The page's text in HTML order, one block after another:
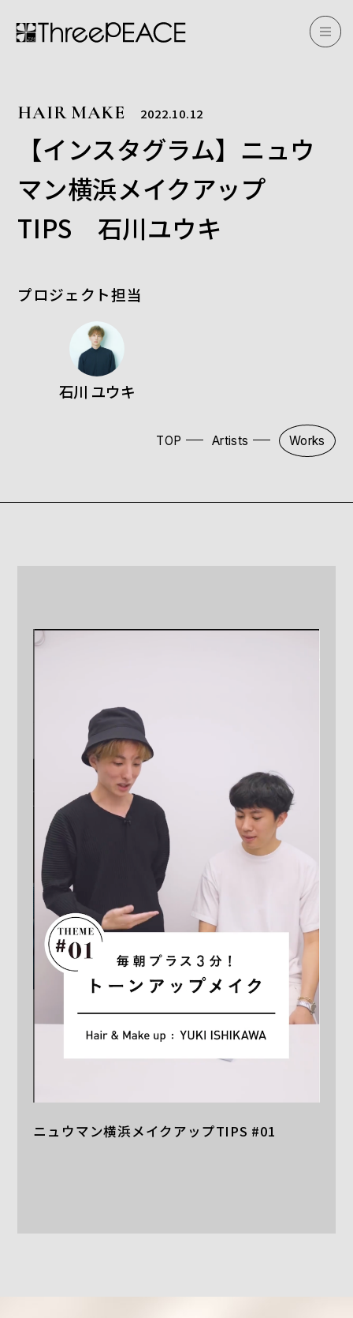
HAIR MAKE 2022.10.12
【インスタグラム】ニュウ
マン横浜メイクアップ
TIPS 石川ユウキ
プロジェクト担当
石川 ユウキ
TOP Artists Works
ニュウマン横浜メイクアップTIPS #01